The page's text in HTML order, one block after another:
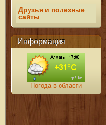
Друзья и полезные
сайты
Информация
Погода в области